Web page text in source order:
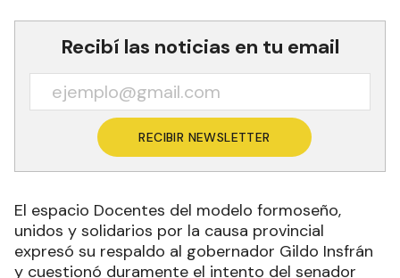
Recibí las noticias en tu email
RECIBIR NEWSLETTER
El espacio Docentes del modelo formoseño,
unidos y solidarios por la causa provincial
expresó su respaldo al gobernador Gildo Insfrán
y cuestionó duramente el intento del senador